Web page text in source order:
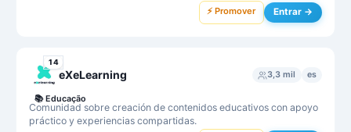
⚡ Promover Entrar →
14
eXeLearning 3,3 mil es
Comunidad sobre creación de contenidos educativos con apoyo
práctico y experiencias compartidas.
📚 Educação